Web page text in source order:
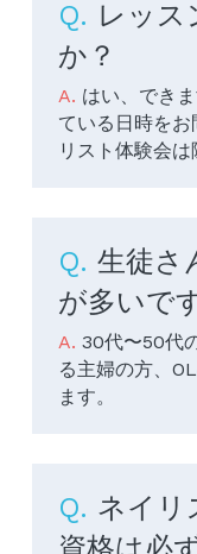
Q. レッス
か？
A. はい、でき
ている日時を
リスト体験会は
Q. 生徒さ
が多いで
A. 30代〜50代
る主婦の方、
ます。
Q. ネイリ